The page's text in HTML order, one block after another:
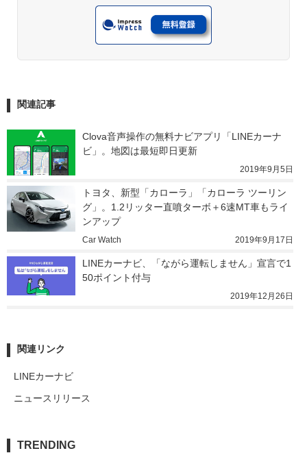
関連記事
Clova音声操作の無料ナビアプリ「LINEカーナ
ビ」。地図は最短即日更新
2019年9月5日
トヨタ、新型「カローラ」「カローラ ツーリン
グ」。1.2リッター直噴ターボ＋6速MT車もライ
ンアップ
Car Watch 2019年9月17日
LINEカーナビ、「ながら運転しません」宣言で1
50ポイント付与
2019年12月26日
関連リンク
LINEカーナビ
ニュースリリース
TRENDING